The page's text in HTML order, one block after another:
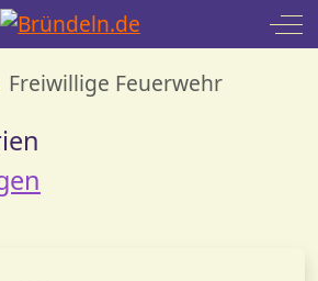
Freiwillige Feuerwehr